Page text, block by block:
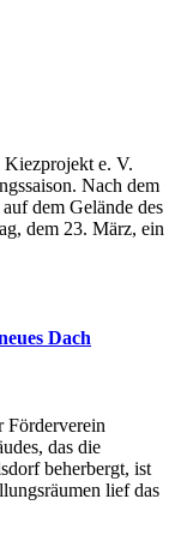
Kiezprojekt e. V.
Nach dem
dem Gelände des
dem 23. März, ein
Dach
Förderverein
das die
beherbergt, ist
lief das